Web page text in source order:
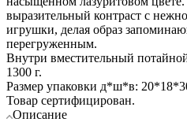
выразительный контраст с
игрушки, делая образ
перегруженным.
Внутри вместительный
1300 г.
Размер упаковки д*ш*в:
Товар сертифицирован.
Описание